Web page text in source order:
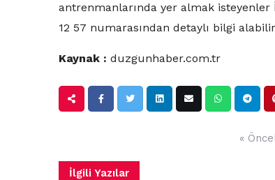
antrenmanlarında yer almak
12 57 numarasından detaylı bilgi
Kaynak : duzgunhaber.com.tr
«
İlgili Yazılar